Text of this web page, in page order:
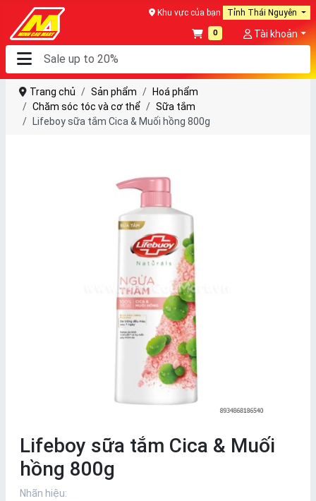
Khu vực của bạn Tỉnh Thái Nguyên
0 Tài khoản
Trang chủ Sản phẩm
Hoá phẩm
Chăm sóc tóc và cơ thể
Sữa tắm
Lifeboy sữa tắm Cica & Muối hồng 800g
Lifeboy sữa tắm Cica & Muối
hồng 800g
Nhãn hiệu: